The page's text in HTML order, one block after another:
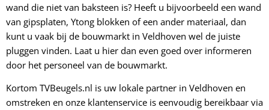
wand die niet van baksteen is? Heeft u bijvoorbeeld een wand
van gipsplaten, Ytong blokken of een ander materiaal, dan
kunt u vaak bij de bouwmarkt in Veldhoven wel de juiste
pluggen vinden. Laat u hier dan even goed over informeren
door het personeel van de bouwmarkt.
Kortom TVBeugels.nl is uw lokale partner in Veldhoven en
omstreken en onze klantenservice is eenvoudig bereikbaar via